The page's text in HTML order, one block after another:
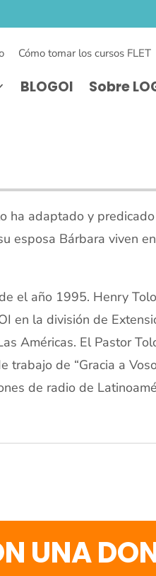
Cómo tomar los cursos FLET
BLOGOI Sobre
ha adaptado y
esposa Bárbara viven
el año 1995. Henry
en la división de
Américas. El Pastor
de “Gracia a
de radio de
UNA